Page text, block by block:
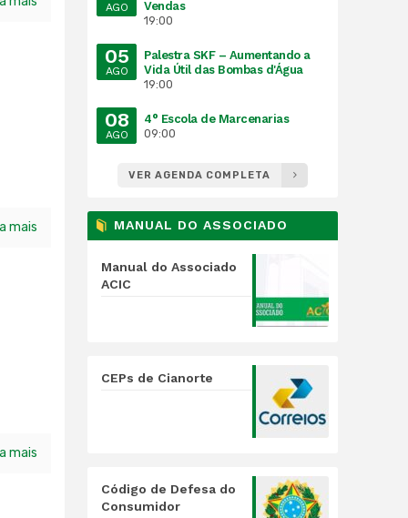
mais
mais
AGO
Vendas
19:00
05
AGO
Palestra SKF – Aumentando a
Vida Útil das Bombas d'Água
19:00
08
AGO
4° Escola de Marcenarias
09:00
VER AGENDA COMPLETA
MANUAL DO ASSOCIADO
Manual do Associado
ACIC
CEPs de Cianorte
Código de Defesa do
Consumidor